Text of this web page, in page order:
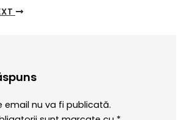
email nu va fi publicată.